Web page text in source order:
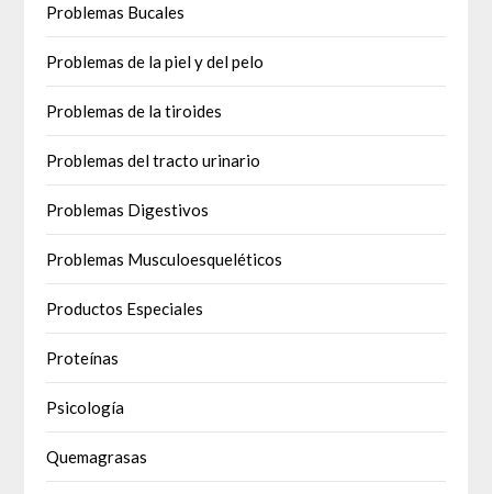
Problemas Bucales
Problemas de la piel y del pelo
Problemas de la tiroides
Problemas del tracto urinario
Problemas Digestivos
Problemas Musculoesqueléticos
Productos Especiales
Proteínas
Psicología
Quemagrasas